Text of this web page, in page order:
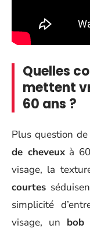
Quelles
mettent
60 ans ?
Plus question
de cheveuxà 60
visage, la
courtes
simplicité
visage, un bob